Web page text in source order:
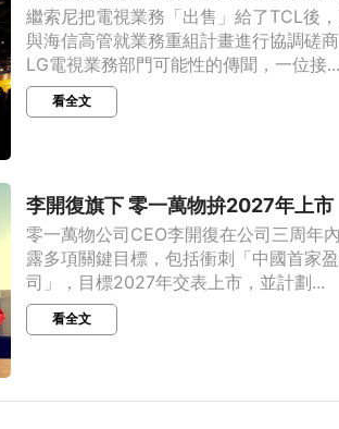
繼索尼把電視業務「出售」給了TCL後
與海信高管就業務重組計畫進行協調磋
LG電視業務部門可能性的傳聞，一位接...
看全文
李開復旗下 零一萬物拚2027年上市
零一萬物公司CEO李開復在公司三周年
露多項關鍵目標，包括衝刺「中國首家
司」，目標2027年交表上市，並計劃...
看全文